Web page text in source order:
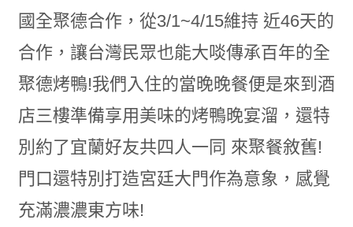
國全聚德合作，從3/1~4/15維持 近46天的
合作，讓台灣民眾也能大啖傳承百年的全
聚德烤鴨!我們入住的當晚晚餐便是來到酒
店三樓準備享用美味的烤鴨晚宴溜，還特
別約了宜蘭好友共四人一同 來聚餐敘舊!
門口還特別打造宮廷大門作為意象，感覺
充滿濃濃東方味!